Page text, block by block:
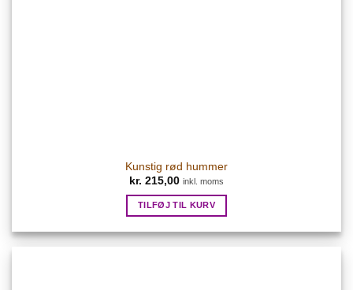
Kunstig rød hummer
kr. 215,00 inkl. moms
TILFØJ TIL KURV